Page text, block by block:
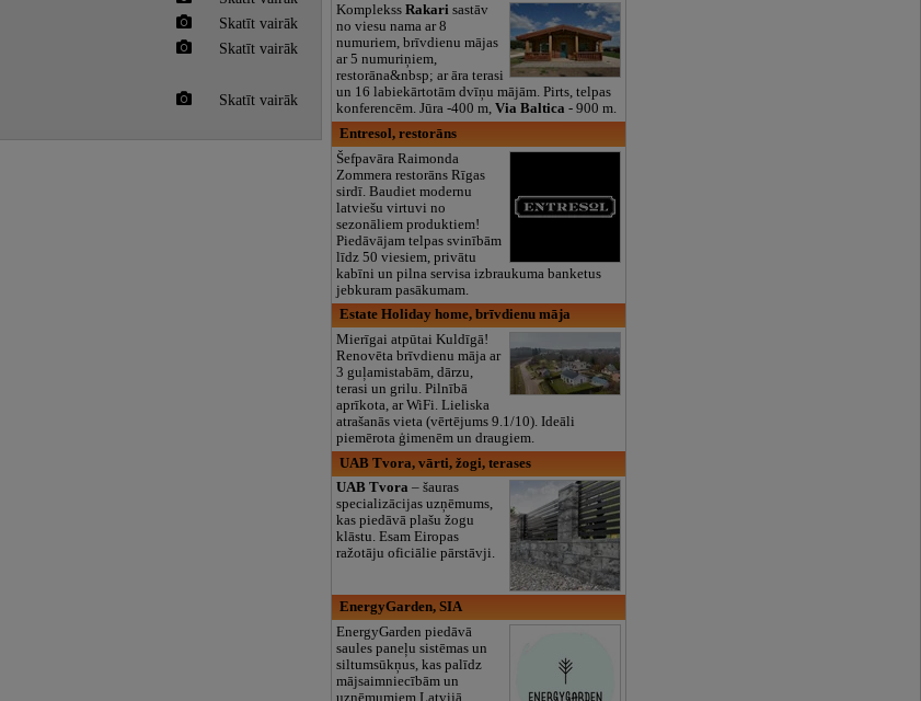
Skatīt vairāk
Skatīt vairāk
Skatīt vairāk
KomplekssRakari sastāv
no viesu nama ar 8
numuriem, brīvdienu mājas
ar 5 numuriņiem,
restorāna&nbsp; ar āra terasi
un 16 labiekārtotām dvīņu mājām. Pirts, telpas
konferencēm. Jūra -400 m,Via Baltica - 900 m.
Entresol, restorāns
Šefpavāra Raimonda
Zommera restorāns Rīgas
sirdī. Baudiet modernu
latviešu virtuvi no
sezonāliem produktiem!
Piedāvājam telpas svinībām
līdz 50 viesiem, privātu
kabīni un pilna servisa izbraukuma banketus
jebkuram pasākumam.
Estate Holiday home, brīvdienu māja
Mierīgai atpūtai Kuldīgā!
Renovēta brīvdienu māja ar
3 guļamistabām, dārzu,
terasi un grilu. Pilnībā
aprīkota, ar WiFi. Lieliska
atrašanās vieta (vērtējums 9.1/10). Ideāli
piemērota ģimenēm un draugiem.
UAB Tvora, vārti, žogi, terases
UAB Tvora – šauras
specializācijas uzņēmums,
kas piedāvā plašu žogu
klāstu. Esam Eiropas
ražotāju oficiālie pārstāvji.
EnergyGarden, SIA
EnergyGarden piedāvā
saules paneļu sistēmas un
siltumsūkņus, kas palīdz
mājsaimniecībām un
uzņēmumiem Latvijā